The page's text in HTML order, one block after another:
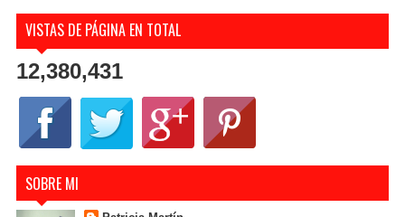
VISTAS DE PÁGINA EN TOTAL
12,380,431
SOBRE MI